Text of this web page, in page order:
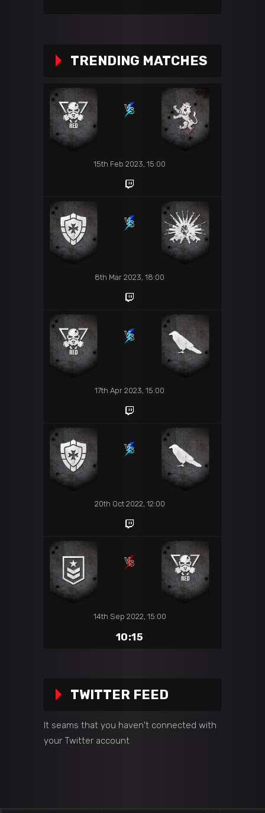
TRENDING MATCHES
15th Feb 2023, 15:00
8th Mar 2023, 18:00
17th Apr 2023, 15:00
20th Oct 2022, 12:00
14th Sep 2022, 15:00
10:15
TWITTER FEED
It seams that you haven't connected with
your Twitter account